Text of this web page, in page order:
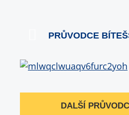
PRŮVODCE
DALŠÍ